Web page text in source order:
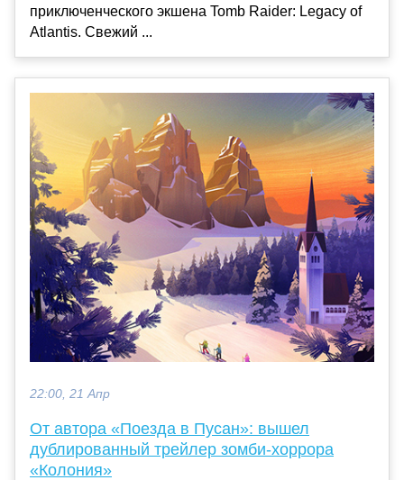
приключенческого экшена Tomb Raider: Legacy of
Atlantis. Свежий ...
22:00, 21 Апр
От автора «Поезда в Пусан»: вышел
дублированный трейлер зомби-хоррора
«Колония»